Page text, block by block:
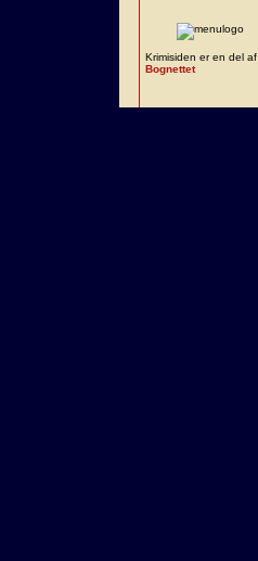
Krimisiden er en del af
Bognettet